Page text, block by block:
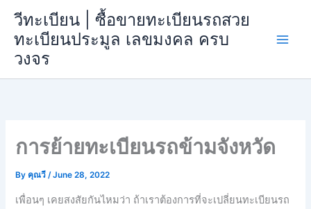
content
วีทะเบียน | ซื้อขายทะเบียนรถสวย
ทะเบียนประมูล เลขมงคล ครบ
วงจร
การย้ายทะเบียนรถข้ามจังหวัด
By คุณวี/June 28, 2022
เพื่อนๆ เคยสงสัยกันไหมว่า ถ้าเราต้องการที่จะเปลี่ยนทะเบียนรถ